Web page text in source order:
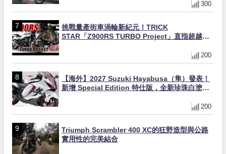
300
挑戰量產街車渦輪新紀元！TRICK
STAR「Z900RS TURBO Project」直指超越
200
【海外】2027 Suzuki Hayabusa（隼）發表！
新增 Special Edition 特仕版，全新珍珠白塗裝
200
Triumph Scrambler 400 XC的狂野造型與公路
實用性的完美結合